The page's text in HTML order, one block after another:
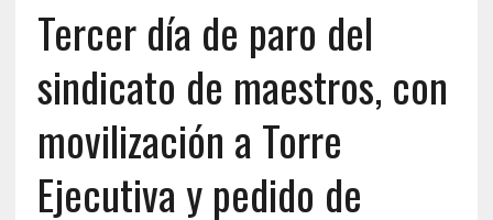
Tercer día de paro del
sindicato de maestros, con
movilización a Torre
Ejecutiva y pedido de